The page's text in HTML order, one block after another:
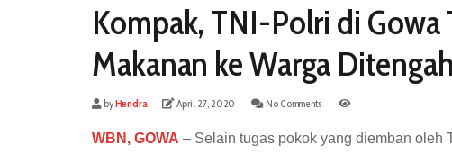
Kompak, TNI-Polri di Gowa
Makanan ke Warga
byHendra April 27, 2020 No Comments
WBN, GOWA – Selain tugas pokok yang diemban oleh